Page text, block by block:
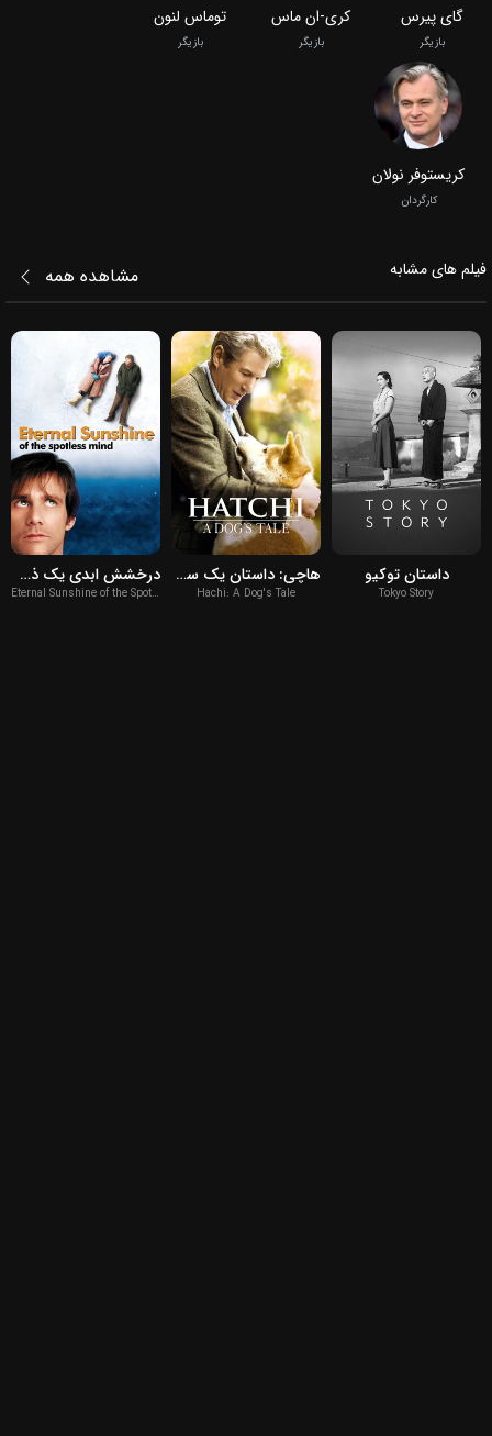
گای پیرس
بازیگر
کری-ان ماس
بازیگر
توماس لنون
بازیگر
کریستوفر نولان
کارگردان
فیلم‌ های مشابه مشاهده همه
1953
داستان توکیو
Tokyo Story
2009
هاچی: داستان یک سگ
Hachi: A Dog's Tale
2004
درخشش ابدی یک ذهن پاک
Eternal Sunshine of the Spotless Mind